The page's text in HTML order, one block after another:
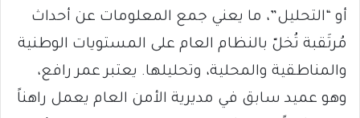
أو “التحليل”، ما يعني جمع المعلومات عن أحداث
مُرتَقبة تُخلّ بالنظام العام على المستويات الوطنية
والمناطقية والمحلية، وتحليلها. يعتبر عمر رافع،
وهو عميد سابق في مديرية الأمن العام يعمل راهناً